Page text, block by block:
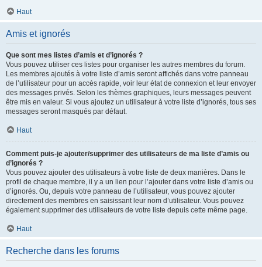
Haut
Amis et ignorés
Que sont mes listes d’amis et d’ignorés ?
Vous pouvez utiliser ces listes pour organiser les autres membres du forum.
Les membres ajoutés à votre liste d’amis seront affichés dans votre panneau
de l’utilisateur pour un accès rapide, voir leur état de connexion et leur envoyer
des messages privés. Selon les thèmes graphiques, leurs messages peuvent
être mis en valeur. Si vous ajoutez un utilisateur à votre liste d’ignorés, tous ses
messages seront masqués par défaut.
Haut
Comment puis-je ajouter/supprimer des utilisateurs de ma liste d’amis ou
d’ignorés ?
Vous pouvez ajouter des utilisateurs à votre liste de deux manières. Dans le
profil de chaque membre, il y a un lien pour l’ajouter dans votre liste d’amis ou
d’ignorés. Ou, depuis votre panneau de l’utilisateur, vous pouvez ajouter
directement des membres en saisissant leur nom d’utilisateur. Vous pouvez
également supprimer des utilisateurs de votre liste depuis cette même page.
Haut
Recherche dans les forums